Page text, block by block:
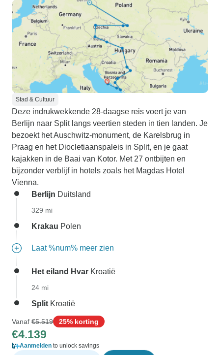
Stad & Cultuur
Deze indrukwekkende 28-daagse reis voert je van
Berlijn naar Split langs veertien steden in tien landen. Je
bezoekt het Auschwitz-monument, de Karelsbrug in
Praag en het Diocletiaanspaleis in Split, en je gaat
kajakken in de Baai van Kotor. Met 27 ontbijten en
bijzonder verblijf in hotels zoals het Magdas Hotel
Vienna.
Berlijn Duitsland
329 mi
Krakau Polen
Laat %num% meer zien
Het eiland Hvar Kroatië
24 mi
Split Kroatië
Vanaf €5.519 25% korting
€4.139
Aanmelden to unlock savings